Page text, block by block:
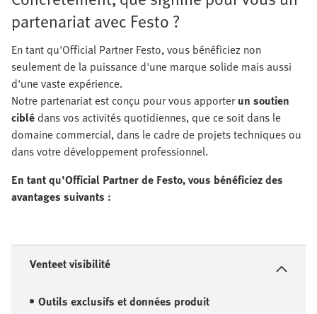
partenariat avec Festo ?
En tant qu'Official Partner Festo, vous bénéficiez non
seulement de la puissance d'une marque solide mais aussi
d'une vaste expérience.
Notre partenariat est conçu pour vous apporter un soutien
ciblédans vos activités quotidiennes, que ce soit dans le
domaine commercial, dans le cadre de projets techniques ou
dans votre développement professionnel.
En tant qu'Official Partner de Festo, vous bénéficiez des
avantages suivants :
Venteet visibilité
Outils exclusifs et données produit